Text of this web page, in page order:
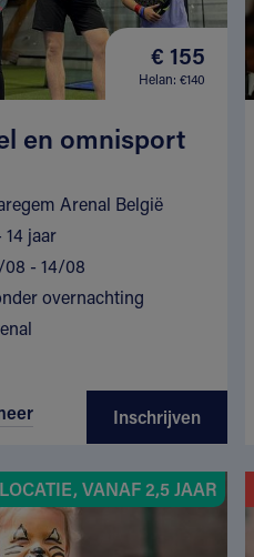
€ 155
Helan: €140
en omnisport
Arenal België
14 jaar
08 - 14/08
overnachting
Inschrijven
VANAF 2,5 JAAR